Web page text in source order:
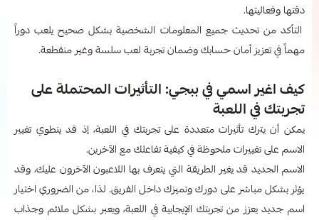
دقتها وفعاليتها.
التأكد من تحديث جميع المعلومات الشخصية بشكل صحيح يلعب دوراً
مهماً في تعزيز أمان حسابك وضمان تجربة لعب سلسة وغير منقطعة.
كيف اغير اسمي في ببجي: التأثيرات المحتملة على
تجربتك في اللعبة
يمكن أن يترك تأثيرات متعددة على تجربتك في اللعبة، إذ قد ينطوي تغيير
الاسم على تغييرات ملحوظة في كيفية تفاعلك مع الآخرين.
الاسم الجديد قد يغير الطريقة التي يتعرف بها اللاعبون الآخرون عليك، وقد
يؤثر بشكل مباشر على دورك وتميزك داخل الفريق. لذا، من الضروري اختيار
اسم جديد يعزز من تجربتك الإيجابية في اللعبة، ويعبر بشكل ملائم وجذاب